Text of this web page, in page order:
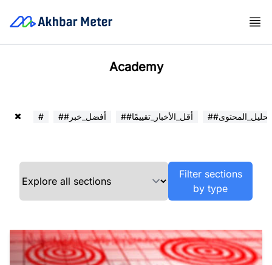
Academy
# ##أفضل_خبر ##أقل_الأخبار_تقييمًا ##تحليل_المحتوى
Filter sections
by type